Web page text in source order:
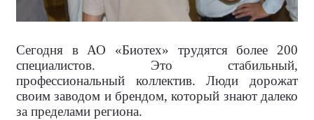
Сегодня в АО «Биотех» трудятся более 200
специалистов. Это стабильный,
профессиональный коллектив. Люди дорожат
своим заводом и брендом, который знают далеко
за пределами региона.